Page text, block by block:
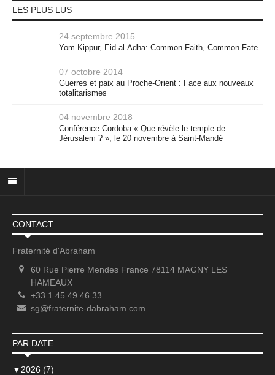
LES PLUS LUS
24 septembre 2015
Yom Kippur, Eid al-Adha: Common Faith, Common Fate
07 octobre 2014
Guerres et paix au Proche-Orient : Face aux nouveaux
totalitarismes
04 novembre 2018
Conférence Cordoba « Que révèle le temple de
Jérusalem ? », le 20 novembre à Saint-Mandé
CONTACT
Fraternité d'Abraham
60 Rue Pierre Mendes France 78114 MAGNY LES
HAMEAUX
+33 1 45 49 46 33
sg@fraternite-dabraham.com
PAR DATE
▼ 2026 (7)